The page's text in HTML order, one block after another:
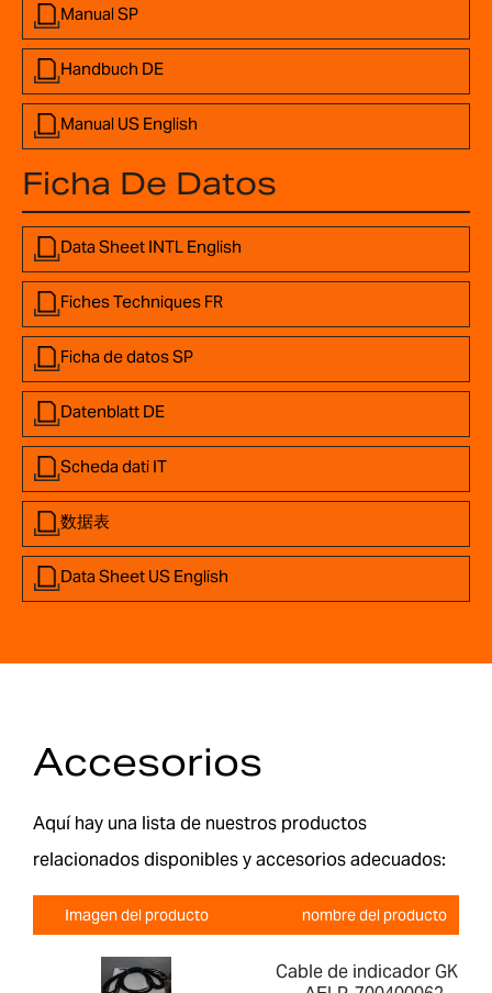
Manual SP
Handbuch DE
Manual US English
Ficha De Datos
Data Sheet INTL English
Fiches Techniques FR
Ficha de datos SP
Datenblatt DE
Scheda dati IT
数据表
Data Sheet US English
Accesorios
Aquí hay una lista de nuestros productos
relacionados disponibles y accesorios adecuados:
Imagen del producto nombre del producto
Cable de indicador GK a